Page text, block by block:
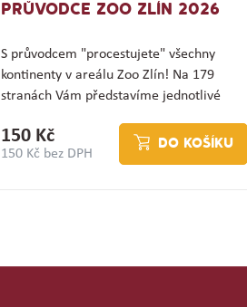
PRŮVODCE ZOO ZLÍN 2026
S průvodcem "procestujete" všechny
kontinenty v areálu Zoo Zlín! Na 179
stranách Vám představíme jednotlivé
150 Kč
150 Kč bez DPH
DO KOŠÍKU